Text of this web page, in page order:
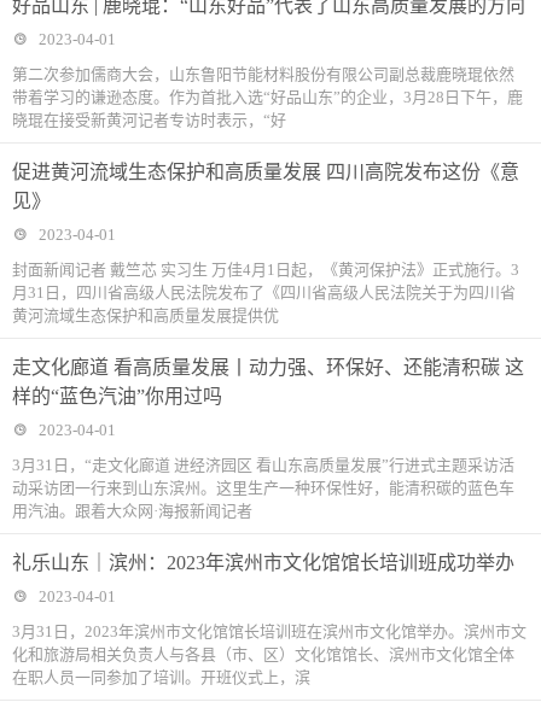
好品山东 | 鹿晓琨：“山东好品”代表了山东高质量发展的方向
2023-04-01
第二次参加儒商大会，山东鲁阳节能材料股份有限公司副总裁鹿晓琨依然
带着学习的谦逊态度。作为首批入选“好品山东”的企业，3月28日下午，鹿
晓琨在接受新黄河记者专访时表示，“好
促进黄河流域生态保护和高质量发展 四川高院发布这份《意
见》
2023-04-01
封面新闻记者 戴竺芯 实习生 万佳4月1日起，《黄河保护法》正式施行。3
月31日，四川省高级人民法院发布了《四川省高级人民法院关于为四川省
黄河流域生态保护和高质量发展提供优
走文化廊道 看高质量发展丨动力强、环保好、还能清积碳 这
样的“蓝色汽油”你用过吗
2023-04-01
3月31日，“走文化廊道 进经济园区 看山东高质量发展”行进式主题采访活
动采访团一行来到山东滨州。这里生产一种环保性好，能清积碳的蓝色车
用汽油。跟着大众网·海报新闻记者
礼乐山东｜滨州：2023年滨州市文化馆馆长培训班成功举办
2023-04-01
3月31日，2023年滨州市文化馆馆长培训班在滨州市文化馆举办。滨州市文
化和旅游局相关负责人与各县（市、区）文化馆馆长、滨州市文化馆全体
在职人员一同参加了培训。开班仪式上，滨